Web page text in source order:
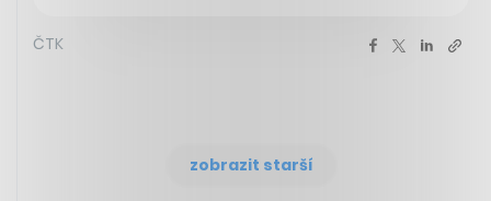
ČTK
zobrazit starší